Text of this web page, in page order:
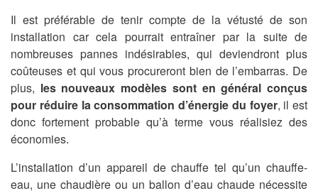
Il est préférable de tenir compte de la vétusté de son
installation car cela pourrait entraîner par la suite de
nombreuses pannes indésirables, qui deviendront plus
coûteuses et qui vous procureront bien de l’embarras. De
plus, les nouveaux modèles sont en général conçus
pour réduire la consommation d’énergie du foyer, il est
donc fortement probable qu’à terme vous réalisiez des
économies.
L’installation d’un appareil de chauffe tel qu’un chauffe-
eau, une chaudière ou un ballon d’eau chaude nécessite